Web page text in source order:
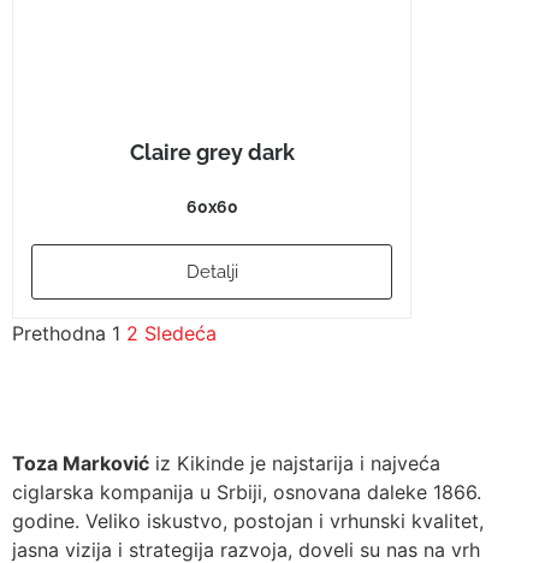
Claire grey dark
60x60
Detalji
Prethodna 1 2 Sledeća
Toza Marković iz Kikinde je najstarija i najveća
ciglarska kompanija u Srbiji, osnovana daleke 1866.
godine. Veliko iskustvo, postojan i vrhunski kvalitet,
jasna vizija i strategija razvoja, doveli su nas na vrh